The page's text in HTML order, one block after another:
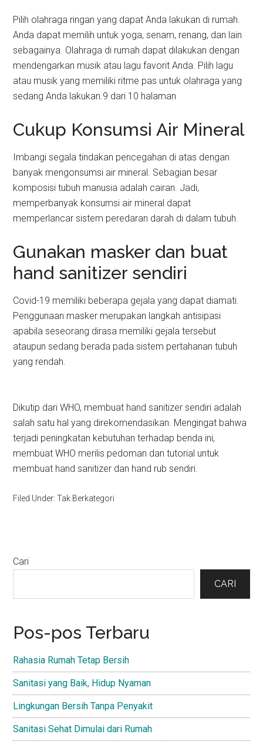
Pilih olahraga ringan yang dapat Anda lakukan di rumah.
Anda dapat memilih untuk yoga, senam, renang, dan lain
sebagainya. Olahraga di rumah dapat dilakukan dengan
mendengarkan musik atau lagu favorit Anda. Pilih lagu
atau musik yang memiliki ritme pas untuk olahraga yang
sedang Anda lakukan.9 dari 10 halaman
Cukup Konsumsi Air Mineral
Imbangi segala tindakan pencegahan di atas dengan
banyak mengonsumsi air mineral. Sebagian besar
komposisi tubuh manusia adalah cairan. Jadi,
memperbanyak konsumsi air mineral dapat
memperlancar sistem peredaran darah di dalam tubuh.
Gunakan masker dan buat
hand sanitizer sendiri
Covid-19 memiliki beberapa gejala yang dapat diamati.
Penggunaan masker merupakan langkah antisipasi
apabila seseorang dirasa memiliki gejala tersebut
ataupun sedang berada pada sistem pertahanan tubuh
yang rendah.
Dikutip dari WHO, membuat hand sanitizer sendiri adalah
salah satu hal yang direkomendasikan. Mengingat bahwa
terjadi peningkatan kebutuhan terhadap benda ini,
membuat WHO merilis pedoman dan tutorial untuk
membuat hand sanitizer dan hand rub sendiri.
Filed Under: Tak Berkategori
Primary
Cari
CARI
Pos-pos Terbaru
Rahasia Rumah Tetap Bersih
Sanitasi yang Baik, Hidup Nyaman
Lingkungan Bersih Tanpa Penyakit
Sanitasi Sehat Dimulai dari Rumah